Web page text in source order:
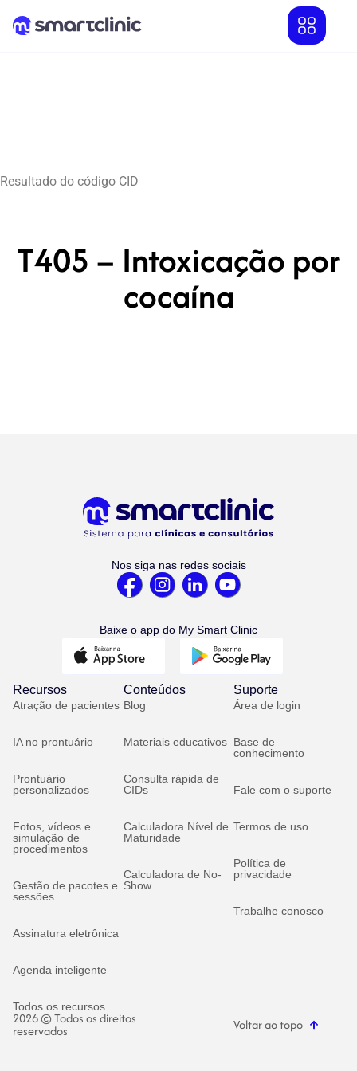
Resultado do código CID
T405 – Intoxicação por
cocaína
Nos siga nas redes sociais
Baixe o app do My Smart Clinic
Recursos
Atração de pacientes
IA no prontuário
Prontuário
personalizados
Fotos, vídeos e
simulação de
procedimentos
Gestão de pacotes e
sessões
Assinatura eletrônica
Agenda inteligente
Todos os recursos
Conteúdos
Blog
Materiais educativos
Consulta rápida de
CIDs
Calculadora Nível de
Maturidade
Calculadora de No-
Show
Suporte
Área de login
Base de
conhecimento
Fale com o suporte
Termos de uso
Política de
privacidade
Trabalhe conosco
2026 © Todos os direitos
reservados Voltar ao topo